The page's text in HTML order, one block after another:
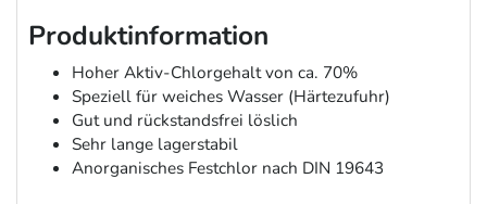
Produktinformation
Hoher Aktiv-Chlorgehalt von ca. 70%
Speziell für weiches Wasser (Härtezufuhr)
Gut und rückstandsfrei löslich
Sehr lange lagerstabil
Anorganisches Festchlor nach DIN 19643